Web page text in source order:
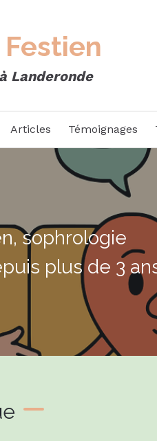
Landeronde
Articles Témoignages
sophrologie
plus de 3